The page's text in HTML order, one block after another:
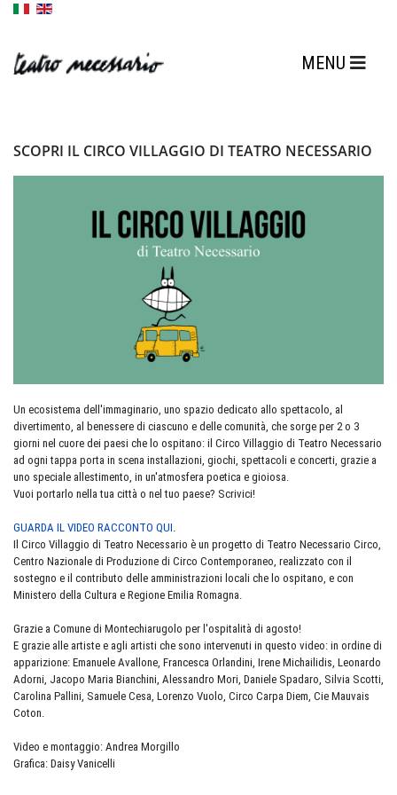
SCOPRI IL CIRCO VILLAGGIO DI TEATRO NECESSARIO
Un ecosistema dell'immaginario, uno spazio dedicato allo spettacolo, al
divertimento, al benessere di ciascuno e delle comunità, che sorge per 2 o 3
giorni nel cuore dei paesi che lo ospitano: il Circo Villaggio di Teatro Necessario
ad ogni tappa porta in scena installazioni, giochi, spettacoli e concerti, grazie a
uno speciale allestimento, in un'atmosfera poetica e gioiosa.
Vuoi portarlo nella tua città o nel tuo paese? Scrivici!
GUARDA IL VIDEO RACCONTO QUI.
Il Circo Villaggio di Teatro Necessario è un progetto di Teatro Necessario Circo,
Centro Nazionale di Produzione di Circo Contemporaneo, realizzato con il
sostegno e il contributo delle amministrazioni locali che lo ospitano, e con
Ministero della Cultura e Regione Emilia Romagna.
Grazie a Comune di Montechiarugolo per l'ospitalità di agosto!
E grazie alle artiste e agli artisti che sono intervenuti in questo video: in ordine di
apparizione: Emanuele Avallone, Francesca Orlandini, Irene Michailidis, Leonardo
Adorni, Jacopo Maria Bianchini, Alessandro Mori, Daniele Spadaro, Silvia Scotti,
Carolina Pallini, Samuele Cesa, Lorenzo Vuolo, Circo Carpa Diem, Cie Mauvais
Coton.
Video e montaggio: Andrea Morgillo
Grafica: Daisy Vanicelli